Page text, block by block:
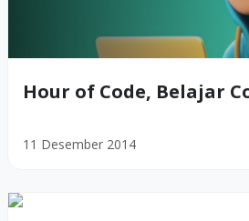
Hour of Code, Belajar
11 Desember 2014